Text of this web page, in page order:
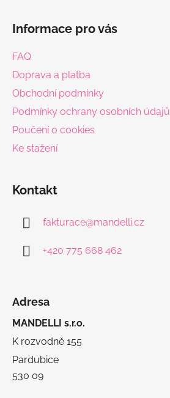
Informace pro vás
FAQ
Doprava a platba
Obchodní podmínky
Podmínky ochrany osobních údajů
Poučení o cookies
Ke stažení
Kontakt
fakturace@mandelli.cz
+420 775 668 462
Adresa
MANDELLI s.r.o.
K rozvodně 155
Pardubice
530 09